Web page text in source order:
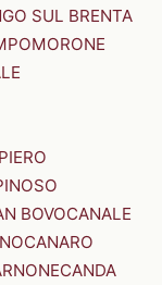
SUL BRENTA
BOVOCANALE
CANARO
CANDA